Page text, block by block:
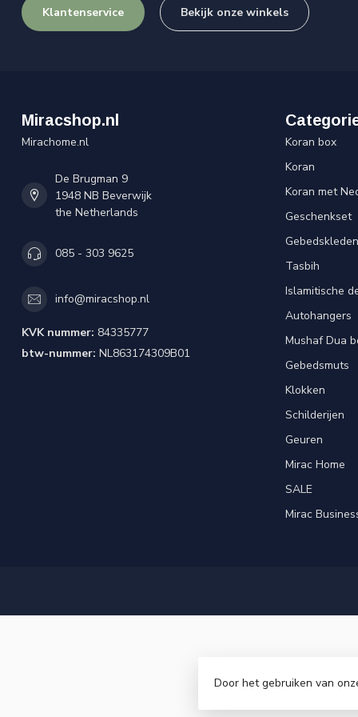
Klantenservice Bekijk onze winkels
Miracshop.nl
Mirachome.nl
De Brugman 9
1948 NB Beverwijk
the Netherlands
085 - 303 9625
info@miracshop.nl
KVK nummer: 84335777
btw-nummer: NL863174309B01
Koran box
Koran
Koran met
Geschenkset
Gebedskleden
Tasbih
Islamitische
Autohangers
Mushaf Dua
Gebedsmuts
Klokken
Schilderijen
Geuren
Mirac Home
SALE
Mirac
©
Door het gebruiken van